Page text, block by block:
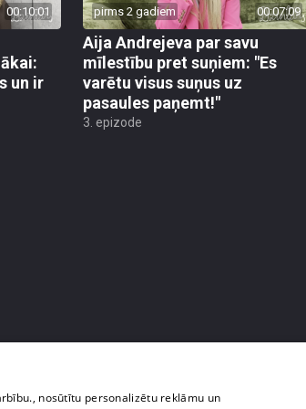
00:10:01
un ir
pirms 2 gadiem 00:07:09
Aija Andrejeva par savu
mīlestību pret suņiem: "Es
varētu visus suņus uz
pasaules paņemt!"
3. epizode
nosūtītu personalizētu reklāmu un